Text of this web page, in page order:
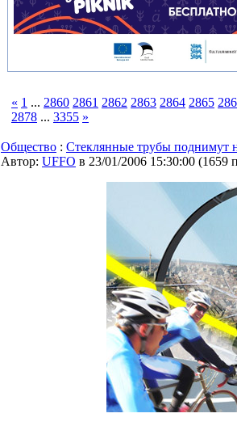
« 1 ... 2860 2861 2862 2863 2864 2865
2878 ... 3355 »
Общество : Стеклянные трубы поднимут
Автор: UFFO в 23/01/2006 15:30:00 (1659